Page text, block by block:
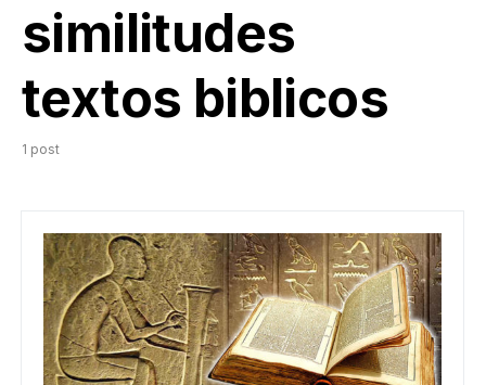
similitudes
textos biblicos
1 post